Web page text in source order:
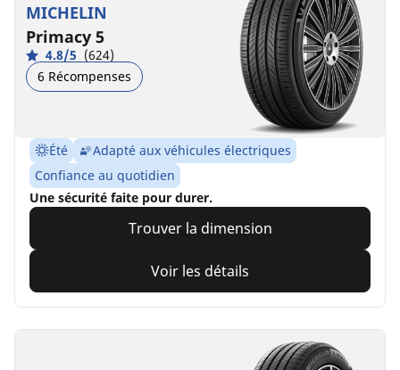
MICHELIN
Primacy 5
4.8/5 (624)
6 Récompenses
Été
Adapté aux véhicules électriques
Confiance au quotidien
Une sécurité faite pour durer.
Trouver la dimension
Voir les détails